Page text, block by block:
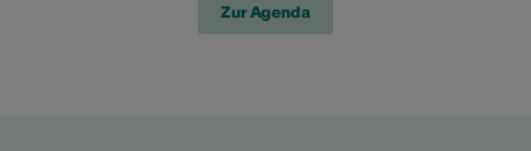
Zur Agenda